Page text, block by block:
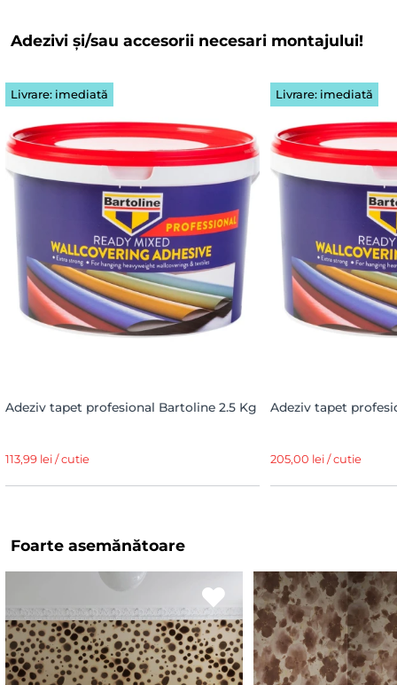
Adezivi și/sau accesorii necesari montajului!
Livrare: imediată
Adeziv tapet profesional Bartoline 2.5 Kg
113,99 lei / cutie
Livrare: imediată
Adeziv tapet
205,00 lei / cutie
Foarte asemănătoare